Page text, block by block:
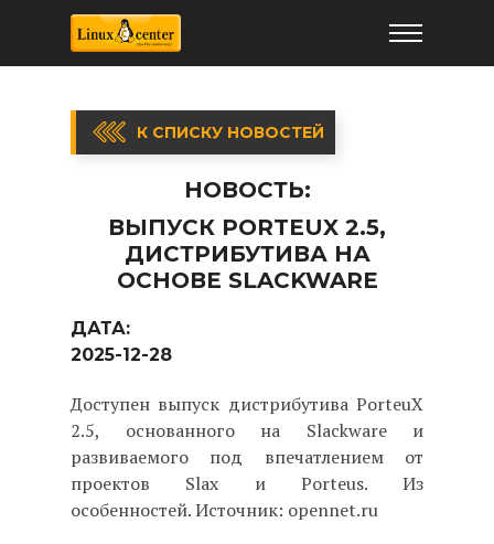
К СПИСКУ НОВОСТЕЙ
НОВОСТЬ:
ВЫПУСК PORTEUX 2.5,
ДИСТРИБУТИВА НА
ОСНОВЕ SLACKWARE
ДАТА:
2025-12-28
Доступен выпуск дистрибутива PorteuX
2.5, основанного на Slackware и
развиваемого под впечатлением от
проектов Slax и Porteus. Из
особенностей. Источник: opennet.ru